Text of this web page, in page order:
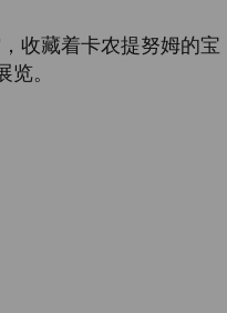
收藏着卡农提努姆的宝
。